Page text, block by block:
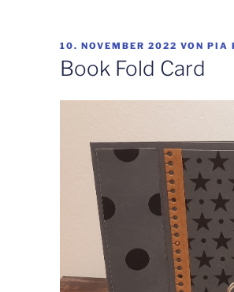
VERÖFFENTLICHT
AM
10. NOVEMBER 2022 VON PIA
Book Fold Card